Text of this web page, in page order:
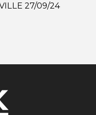
27/09/24